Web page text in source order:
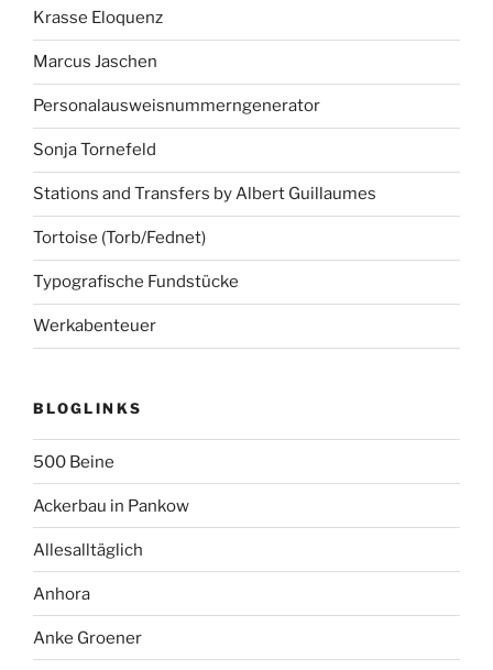
Krasse Eloquenz
Marcus Jaschen
Personalausweisnummerngenerator
Sonja Tornefeld
Stations and Transfers by Albert Guillaumes
Tortoise (Torb/Fednet)
Typografische Fundstücke
Werkabenteuer
BLOGLINKS
500 Beine
Ackerbau in Pankow
Allesalltäglich
Anhora
Anke Groener